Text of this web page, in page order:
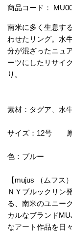
商品コード：
南米に多く生息す
わせたリング。水
分が混ざったニュ
ーツにしたリサイ
り。
素材：タグア、水
サイズ：12号 原
色：ブルー
【mujus （ムフス）
ＮＹブルックリン
る、南米のユニー
カルなブランド
なアート作品を日